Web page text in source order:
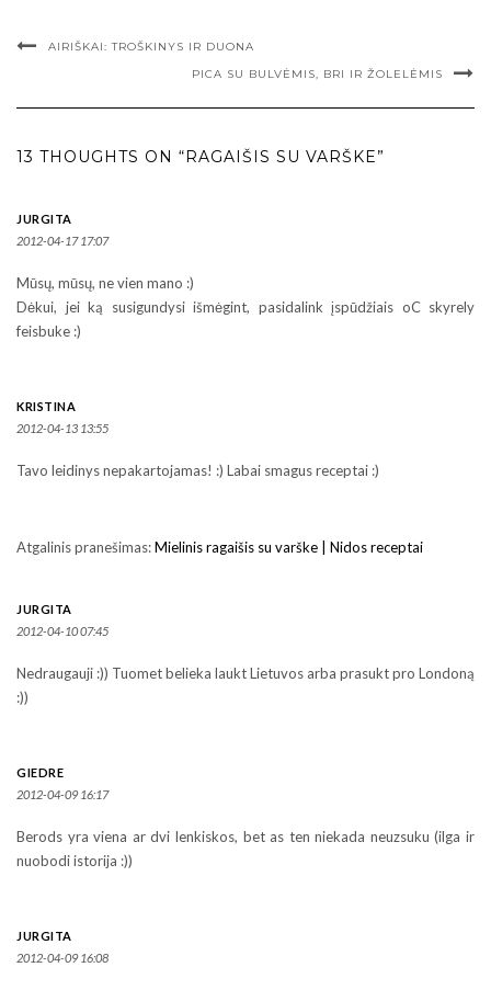
AIRIŠKAI: TROŠKINYS IR DUONA
PICA SU BULVĖMIS, BRI IR ŽOLELĖMIS
13 THOUGHTS ON “RAGAIŠIS SU VARŠKE”
JURGITA
2012-04-17 17:07
Mūsų, mūsų, ne vien mano :)
Dėkui, jei ką susigundysi išmėgint, pasidalink įspūdžiais oC skyrely
feisbuke :)
KRISTINA
2012-04-13 13:55
Tavo leidinys nepakartojamas! :) Labai smagus receptai :)
Atgalinis pranešimas:Mielinis ragaišis su varške | Nidos receptai
JURGITA
2012-04-10 07:45
Nedraugauji :)) Tuomet belieka laukt Lietuvos arba prasukt pro Londoną
:))
GIEDRE
2012-04-09 16:17
Berods yra viena ar dvi lenkiskos, bet as ten niekada neuzsuku (ilga ir
nuobodi istorija :))
JURGITA
2012-04-09 16:08